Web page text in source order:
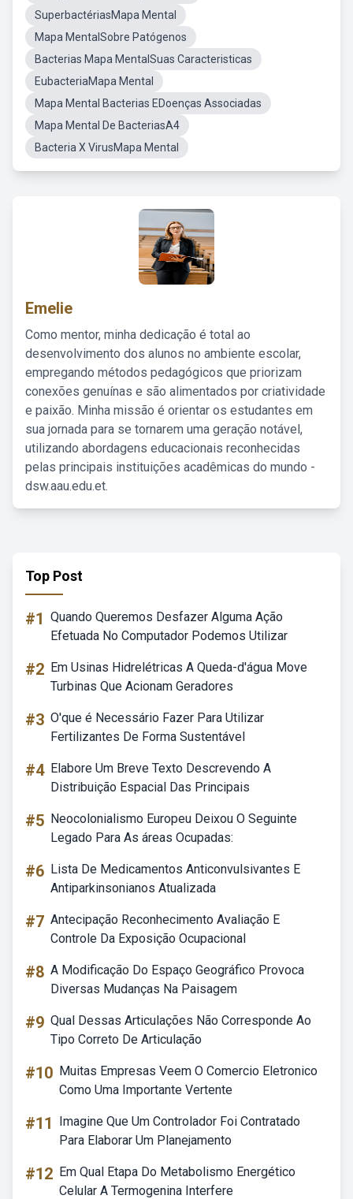
SuperbactériasMapa Mental
Mapa MentalSobre Patógenos
Bacterias Mapa MentalSuas Caracteristicas
EubacteriaMapa Mental
Mapa Mental Bacterias EDoenças Associadas
Mapa Mental De BacteriasA4
Bacteria X VirusMapa Mental
Emelie
Como mentor, minha dedicação é total ao
desenvolvimento dos alunos no ambiente escolar,
empregando métodos pedagógicos que priorizam
conexões genuínas e são alimentados por criatividade
e paixão. Minha missão é orientar os estudantes em
sua jornada para se tornarem uma geração notável,
utilizando abordagens educacionais reconhecidas
pelas principais instituições acadêmicas do mundo -
dsw.aau.edu.et.
Top Post
#1 Quando Queremos Desfazer Alguma Ação
Efetuada No Computador Podemos Utilizar
#2 Em Usinas Hidrelétricas A Queda-d'água Move
Turbinas Que Acionam Geradores
#3 O'que é Necessário Fazer Para Utilizar
Fertilizantes De Forma Sustentável
#4 Elabore Um Breve Texto Descrevendo A
Distribuição Espacial Das Principais
#5 Neocolonialismo Europeu Deixou O Seguinte
Legado Para As áreas Ocupadas:
#6 Lista De Medicamentos Anticonvulsivantes E
Antiparkinsonianos Atualizada
#7 Antecipação Reconhecimento Avaliação E
Controle Da Exposição Ocupacional
#8 A Modificação Do Espaço Geográfico Provoca
Diversas Mudanças Na Paisagem
#9 Qual Dessas Articulações Não Corresponde Ao
Tipo Correto De Articulação
#10 Muitas Empresas Veem O Comercio Eletronico
Como Uma Importante Vertente
#11
Imagine Que Um Controlador Foi Contratado
Para Elaborar Um Planejamento
#12 Em Qual Etapa Do Metabolismo Energético
Celular A Termogenina Interfere